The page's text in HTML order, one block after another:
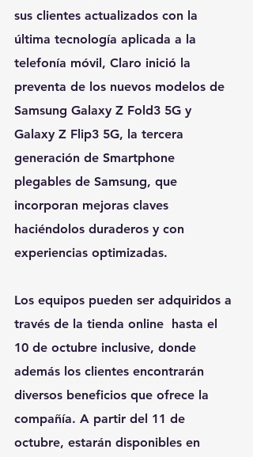
sus clientes actualizados con la
última tecnología aplicada a la
telefonía móvil, Claro inició la
preventa de los nuevos modelos de
Samsung Galaxy Z Fold3 5G y
Galaxy Z Flip3 5G, la tercera
generación de Smartphone
plegables de Samsung, que
incorporan mejoras claves
haciéndolos duraderos y con
experiencias optimizadas.
Los equipos pueden ser adquiridos a
través de la tienda online hasta el
10 de octubre inclusive, donde
además los clientes encontrarán
diversos beneficios que ofrece la
compañía. A partir del 11 de
octubre, estarán disponibles en